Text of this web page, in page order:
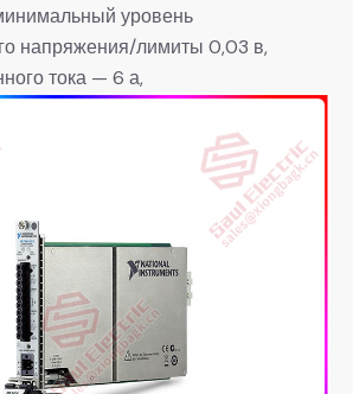
уровень
напряжения/лимиты 0,03 в,
тока — 6 а,